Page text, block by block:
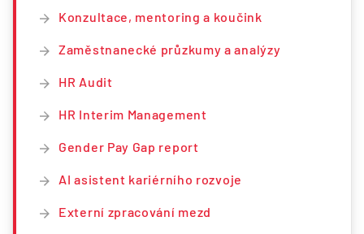
Konzultace, mentoring a koučink
Zaměstnanecké průzkumy a analýzy
HR Audit
HR Interim Management
Gender Pay Gap report
AI asistent kariérního rozvoje
Externí zpracování mezd